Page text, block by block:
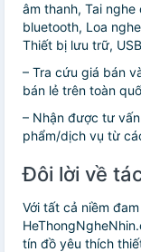
âm thanh, Tai
bluetooth, Loa
Thiết bị lưu trữ,
– Tra cứu giá bán
bán lẻ trên toàn
– Nhận được tư
phẩm/dịch vụ từ
Đôi lời về
Với tất cả niềm
tín đồ yêu thích